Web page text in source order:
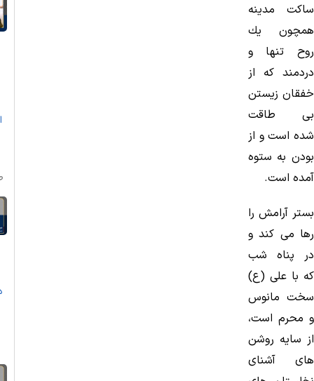
ساكت مدینه
همچون یك
روح تنها و
دردمند كه از
خفقان زیستن
بی طاقت
شده است و از
بودن به ستوه
آمده است.
بستر آرامش را
رها می كند و
در پناه شب
كه با علی (ع)
سخت مانوس
و محرم است،
از سایه روشن
های آشنای